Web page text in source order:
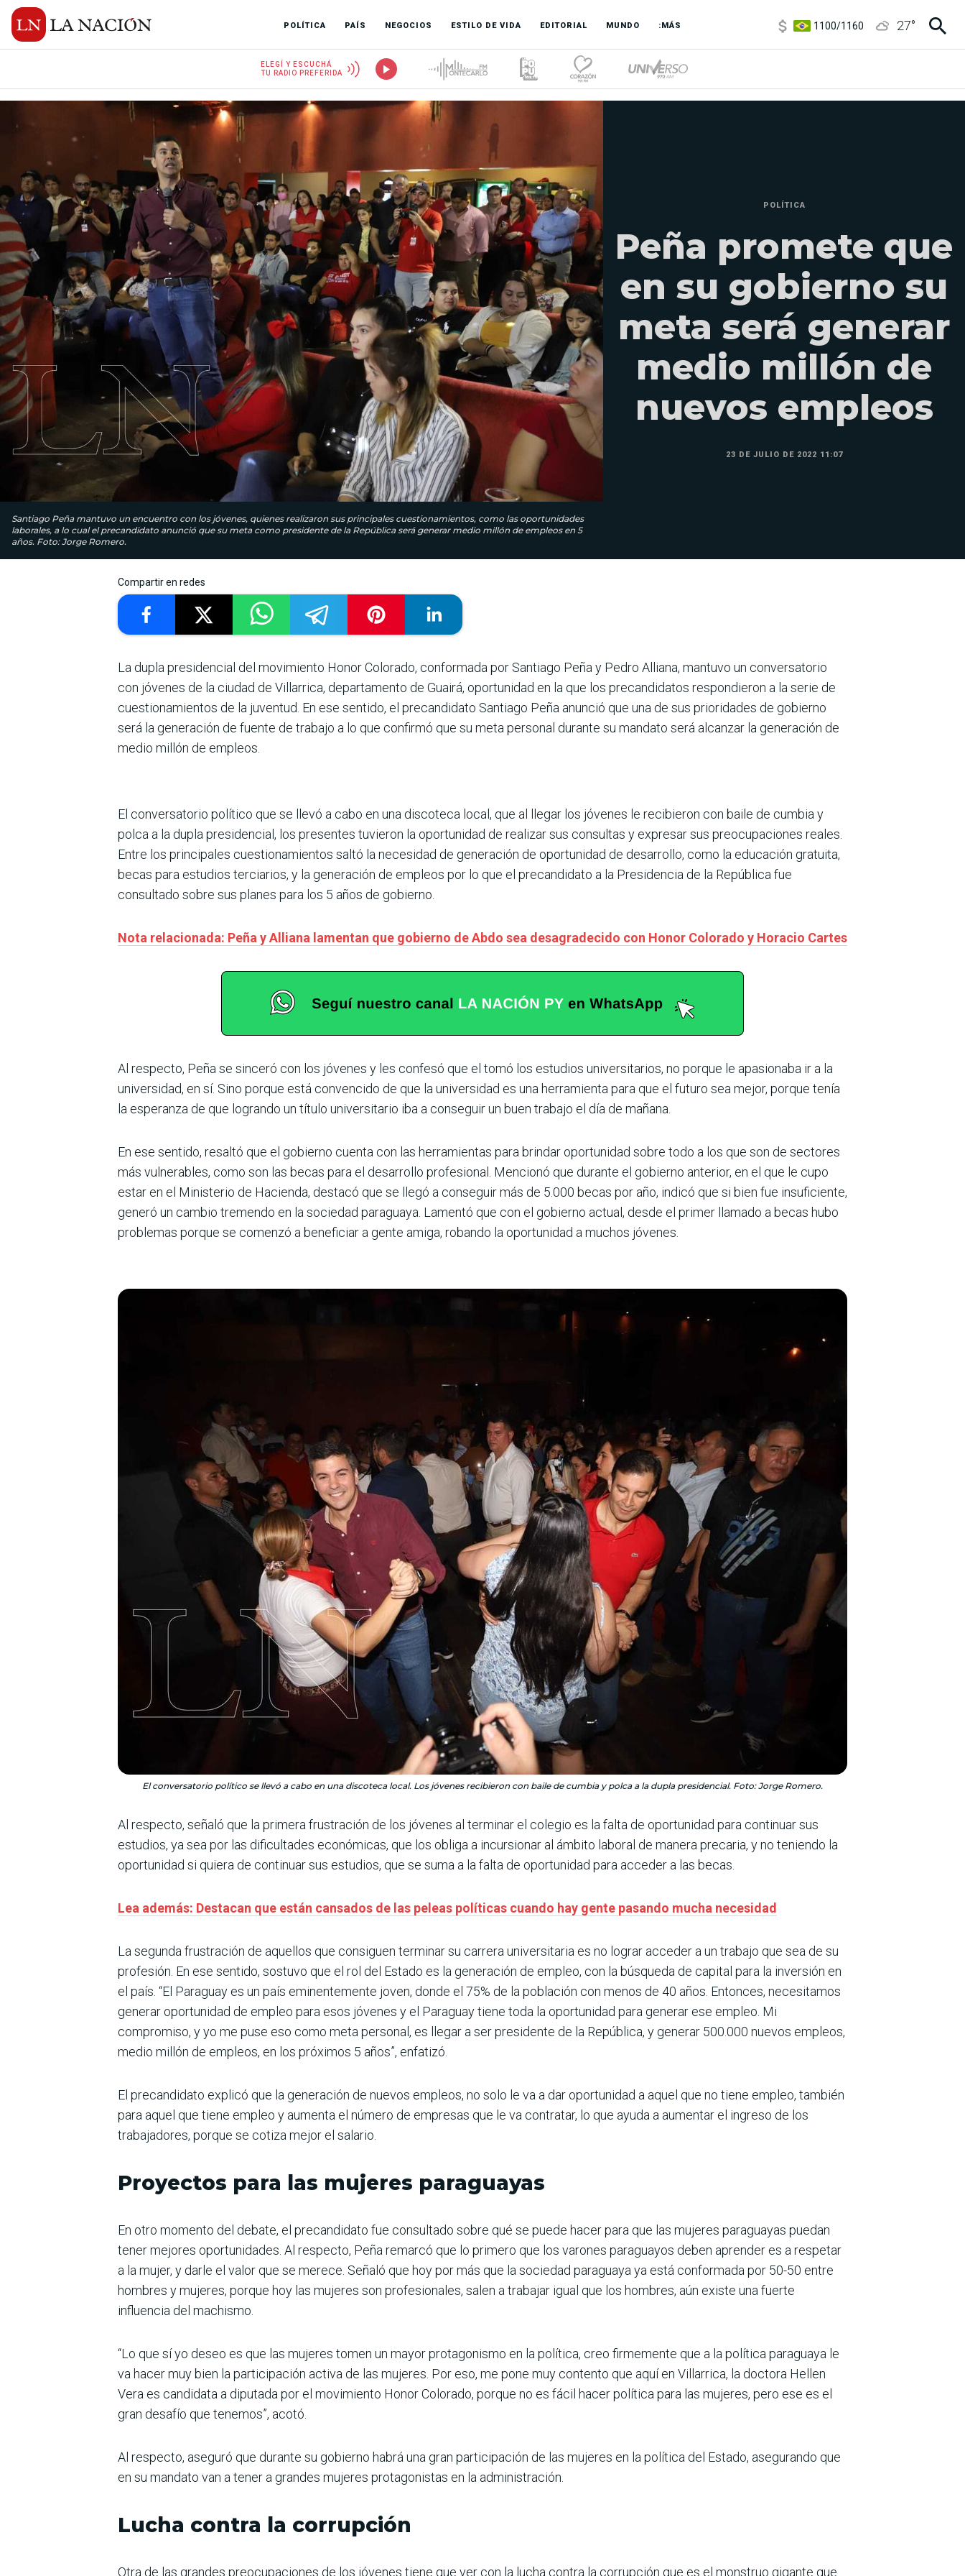
POLÍTICA PAÍS NEGOCIOS ESTILO DE VIDA EDITORIAL MUNDO :MÁS
3,8/4
27°
ELEGÍ Y ESCUCHÁ
TU RADIO PREFERIDA
Santiago Peña mantuvo un encuentro con los jóvenes, quienes realizaron sus principales cuestionamientos, como las oportunidades
laborales, a lo cual el precandidato anunció que su meta como presidente de la República será generar medio millón de empleos en 5
años. Foto: Jorge Romero.
POLÍTICA
Peña promete que
en su gobierno su
meta será generar
medio millón de
nuevos empleos
23 DE JULIO DE 2022 11:07
Compartir en redes
La dupla presidencial del movimiento Honor Colorado, conformada por Santiago Peña y Pedro Alliana, mantuvo un conversatorio
con jóvenes de la ciudad de Villarrica, departamento de Guairá, oportunidad en la que los precandidatos respondieron a la serie de
cuestionamientos de la juventud. En ese sentido, el precandidato Santiago Peña anunció que una de sus prioridades de gobierno
será la generación de fuente de trabajo a lo que confirmó que su meta personal durante su mandato será alcanzar la generación de
medio millón de empleos.
El conversatorio político que se llevó a cabo en una discoteca local, que al llegar los jóvenes le recibieron con baile de cumbia y
polca a la dupla presidencial, los presentes tuvieron la oportunidad de realizar sus consultas y expresar sus preocupaciones reales.
Entre los principales cuestionamientos saltó la necesidad de generación de oportunidad de desarrollo, como la educación gratuita,
becas para estudios terciarios, y la generación de empleos por lo que el precandidato a la Presidencia de la República fue
consultado sobre sus planes para los 5 años de gobierno.
Nota relacionada: Peña y Alliana lamentan que gobierno de Abdo sea desagradecido con Honor Colorado y Horacio Cartes
Al respecto, Peña se sinceró con los jóvenes y les confesó que el tomó los estudios universitarios, no porque le apasionaba ir a la
universidad, en sí. Sino porque está convencido de que la universidad es una herramienta para que el futuro sea mejor, porque tenía
la esperanza de que logrando un título universitario iba a conseguir un buen trabajo el día de mañana.
En ese sentido, resaltó que el gobierno cuenta con las herramientas para brindar oportunidad sobre todo a los que son de sectores
más vulnerables, como son las becas para el desarrollo profesional. Mencionó que durante el gobierno anterior, en el que le cupo
estar en el Ministerio de Hacienda, destacó que se llegó a conseguir más de 5.000 becas por año, indicó que si bien fue insuficiente,
generó un cambio tremendo en la sociedad paraguaya. Lamentó que con el gobierno actual, desde el primer llamado a becas hubo
problemas porque se comenzó a beneficiar a gente amiga, robando la oportunidad a muchos jóvenes.
El conversatorio político se llevó a cabo en una discoteca local. Los jóvenes recibieron con baile de cumbia y polca a la dupla presidencial. Foto: Jorge Romero.
Al respecto, señaló que la primera frustración de los jóvenes al terminar el colegio es la falta de oportunidad para continuar sus
estudios, ya sea por las dificultades económicas, que los obliga a incursionar al ámbito laboral de manera precaria, y no teniendo la
oportunidad si quiera de continuar sus estudios, que se suma a la falta de oportunidad para acceder a las becas.
Lea además: Destacan que están cansados de las peleas políticas cuando hay gente pasando mucha necesidad
La segunda frustración de aquellos que consiguen terminar su carrera universitaria es no lograr acceder a un trabajo que sea de su
profesión. En ese sentido, sostuvo que el rol del Estado es la generación de empleo, con la búsqueda de capital para la inversión en
el país. “El Paraguay es un país eminentemente joven, donde el 75% de la población con menos de 40 años. Entonces, necesitamos
generar oportunidad de empleo para esos jóvenes y el Paraguay tiene toda la oportunidad para generar ese empleo. Mi
compromiso, y yo me puse eso como meta personal, es llegar a ser presidente de la República, y generar 500.000 nuevos empleos,
medio millón de empleos, en los próximos 5 años”, enfatizó.
El precandidato explicó que la generación de nuevos empleos, no solo le va a dar oportunidad a aquel que no tiene empleo, también
para aquel que tiene empleo y aumenta el número de empresas que le va contratar, lo que ayuda a aumentar el ingreso de los
trabajadores, porque se cotiza mejor el salario.
Proyectos para las mujeres paraguayas
En otro momento del debate, el precandidato fue consultado sobre qué se puede hacer para que las mujeres paraguayas puedan
tener mejores oportunidades. Al respecto, Peña remarcó que lo primero que los varones paraguayos deben aprender es a respetar
a la mujer, y darle el valor que se merece. Señaló que hoy por más que la sociedad paraguaya ya está conformada por 50-50 entre
hombres y mujeres, porque hoy las mujeres son profesionales, salen a trabajar igual que los hombres, aún existe una fuerte
influencia del machismo.
“Lo que sí yo deseo es que las mujeres tomen un mayor protagonismo en la política, creo firmemente que a la política paraguaya le
va hacer muy bien la participación activa de las mujeres. Por eso, me pone muy contento que aquí en Villarrica, la doctora Hellen
Vera es candidata a diputada por el movimiento Honor Colorado, porque no es fácil hacer política para las mujeres, pero ese es el
gran desafío que tenemos”, acotó.
Al respecto, aseguró que durante su gobierno habrá una gran participación de las mujeres en la política del Estado, asegurando que
en su mandato van a tener a grandes mujeres protagonistas en la administración.
Lucha contra la corrupción
Otra de las grandes preocupaciones de los jóvenes tiene que ver con la lucha contra la corrupción que es el monstruo gigante que